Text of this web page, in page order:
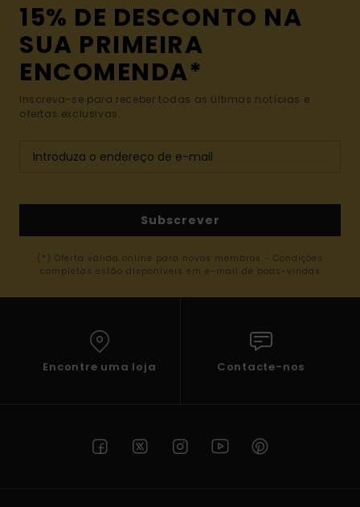
15% DE DESCONTO NA
SUA PRIMEIRA
ENCOMENDA*
Inscreva-se para receber todas as últimas notícias e
ofertas exclusivas.
Subscrever
(*) Oferta válida online para novos membros - Condições
completas estão disponíveis em e-mail de boas-vindas
Encontre uma loja Contacte-nos